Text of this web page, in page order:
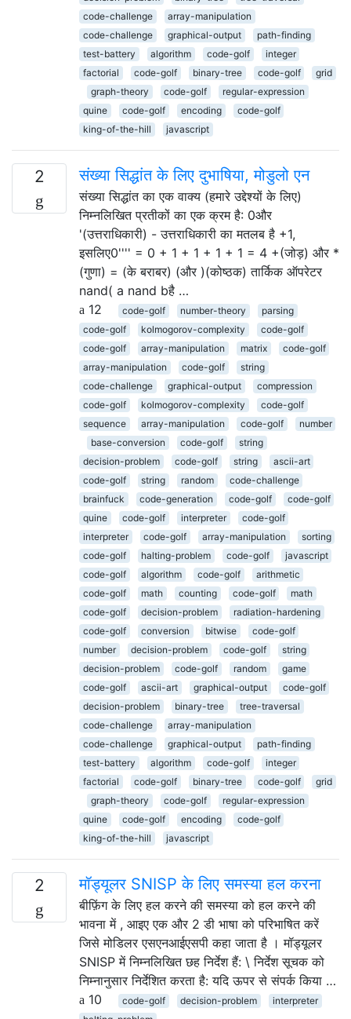
code-challenge
array-manipulation
code-challenge
graphical-output
path-finding
test-battery
algorithm code-golf
integer
factorial
code-golf binary-tree code-golf
grid
graph-theory
code-golf
regular-expression
quine
code-golf encoding
code-golf
king-of-the-hill
javascript
2 संख्या सिद्धांत के लिए दुभाषिया, मोडुलो एन
संख्या सिद्धांत का एक वाक्य (हमारे उद्देश्यों के लिए)
निम्नलिखित प्रतीकों का एक क्रम है: 0और
'(उत्तराधिकारी) - उत्तराधिकारी का मतलब है +1,
इसलिए0'''' = 0 + 1 + 1 + 1 + 1 = 4 +(जोड़) और *
(गुणा) = (के बराबर) (और )(कोष्ठक) तार्किक ऑपरेटर
nand( a nand bहै …
12
code-golf number-theory
parsing
code-golf
kolmogorov-complexity
code-golf
code-golf
array-manipulation matrix
code-golf
array-manipulation
code-golf
string
code-challenge
graphical-output
compression
code-golf
kolmogorov-complexity
code-golf
sequence
array-manipulation code-golf
number
base-conversion
code-golf
string
decision-problem
code-golf string
ascii-art
code-golf
string random
code-challenge
brainfuck
code-generation code-golf
code-golf
quine
code-golf interpreter
code-golf
interpreter
code-golf array-manipulation
sorting
code-golf
halting-problem code-golf
javascript
code-golf
algorithm code-golf
arithmetic
code-golf
math counting code-golf
math
code-golf
decision-problem
radiation-hardening
code-golf
conversion bitwise
code-golf
number
decision-problem code-golf
string
decision-problem
code-golf random
game
code-golf
ascii-art graphical-output
code-golf
decision-problem
binary-tree
tree-traversal
code-challenge
array-manipulation
code-challenge
graphical-output
path-finding
test-battery
algorithm code-golf
integer
factorial
code-golf binary-tree code-golf
grid
graph-theory
code-golf
regular-expression
quine
code-golf encoding
code-golf
king-of-the-hill
javascript
2 मॉड्यूलर SNISP के लिए समस्या हल करना
बीफ़िंग के लिए हल करने की समस्या को हल करने की
भावना में , आइए एक और 2 डी भाषा को परिभाषित करें
जिसे मोडिलर एसएनआईएसपी कहा जाता है । मॉड्यूलर
SNISP में निम्नलिखित छह निर्देश हैं: \ निर्देश सूचक को
निम्नानुसार निर्देशित करता है: यदि ऊपर से संपर्क किया …
10
code-golf decision-problem
interpreter